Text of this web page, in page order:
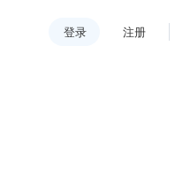
登录 注册